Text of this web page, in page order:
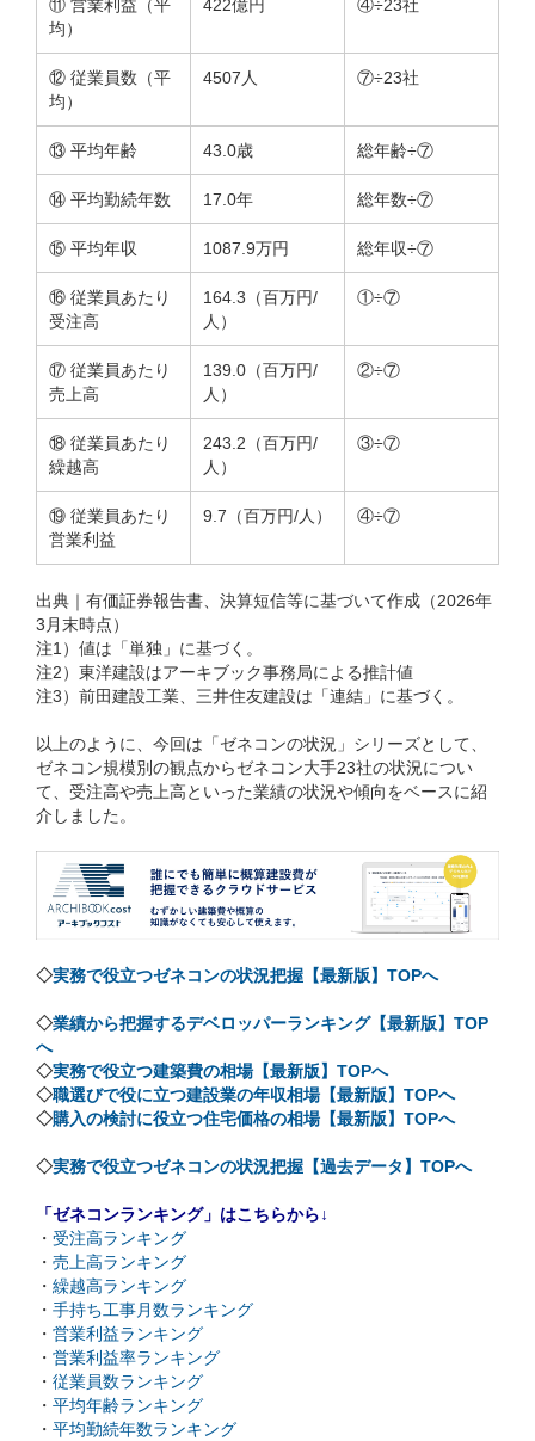
⑪ 営業利益（平
均）
422億円 ④÷23社
⑫ 従業員数（平
均）
4507人 ⑦÷23社
⑬ 平均年齢 43.0歳 総年齢÷⑦
⑭ 平均勤続年数 17.0年 総年数÷⑦
⑮ 平均年収 1087.9万円 総年収÷⑦
⑯ 従業員あたり
受注高
164.3（百万円/
人）
①÷⑦
⑰ 従業員あたり
売上高
139.0（百万円/
人）
②÷⑦
⑱ 従業員あたり
繰越高
243.2（百万円/
人）
③÷⑦
⑲ 従業員あたり
営業利益
9.7（百万円/人） ④÷⑦
出典｜有価証券報告書、決算短信等に基づいて作成（2026年
3月末時点）
注1）値は「単独」に基づく。
注2）東洋建設はアーキブック事務局による推計値
注3）前田建設工業、三井住友建設は「連結」に基づく。
以上のように、今回は「ゼネコンの状況」シリーズとして、
ゼネコン規模別の観点からゼネコン大手23社の状況につい
て、受注高や売上高といった業績の状況や傾向をベースに紹
介しました。
◇実務で役立つゼネコンの状況把握【最新版】TOPへ
◇業績から把握するデベロッパーランキング【最新版】TOP
へ
◇実務で役立つ建築費の相場【最新版】TOPへ
◇職選びで役に立つ建設業の年収相場【最新版】TOPへ
◇購入の検討に役立つ住宅価格の相場【最新版】TOPへ
◇実務で役立つゼネコンの状況把握【過去データ】TOPへ
「ゼネコンランキング」はこちらから↓
・ 受注高ランキング
・ 売上高ランキング
・ 繰越高ランキング
・ 手持ち工事月数ランキング
・ 営業利益ランキング
・ 営業利益率ランキング
・ 従業員数ランキング
・ 平均年齢ランキング
・ 平均勤続年数ランキング